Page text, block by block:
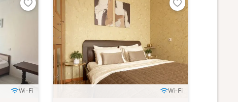
Wi-Fi Wi-Fi